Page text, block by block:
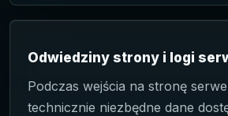
Odwiedziny strony i logi
Podczas wejścia na stronę
technicznie niezbędne dane